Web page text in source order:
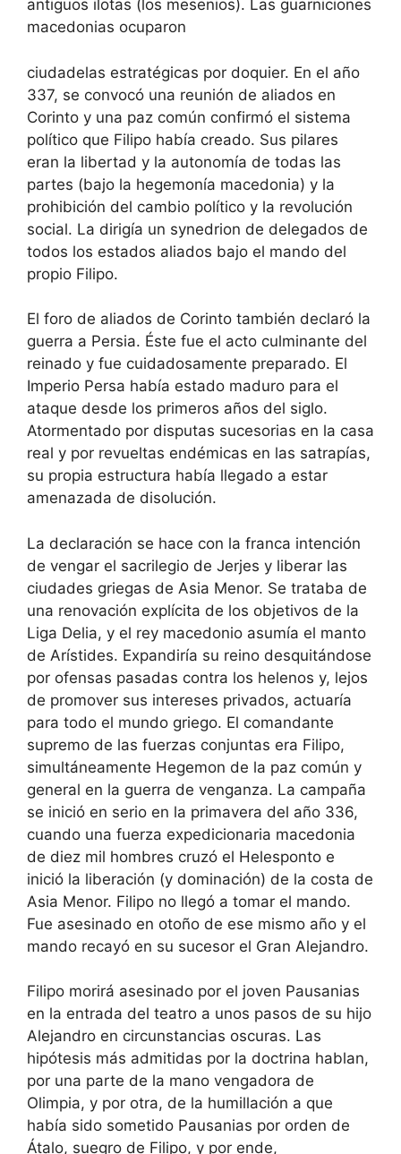
antiguos ilotas (los mesenios). Las guarniciones
macedonias ocuparon
ciudadelas estratégicas por doquier. En el año
337, se convocó una reunión de aliados en
Corinto y una paz común confirmó el sistema
político que Filipo había creado. Sus pilares
eran la libertad y la autonomía de todas las
partes (bajo la hegemonía macedonia) y la
prohibición del cambio político y la revolución
social. La dirigía un synedrion de delegados de
todos los estados aliados bajo el mando del
propio Filipo.
El foro de aliados de Corinto también declaró la
guerra a Persia. Éste fue el acto culminante del
reinado y fue cuidadosamente preparado. El
Imperio Persa había estado maduro para el
ataque desde los primeros años del siglo.
Atormentado por disputas sucesorias en la casa
real y por revueltas endémicas en las satrapías,
su propia estructura había llegado a estar
amenazada de disolución.
La declaración se hace con la franca intención
de vengar el sacrilegio de Jerjes y liberar las
ciudades griegas de Asia Menor. Se trataba de
una renovación explícita de los objetivos de la
Liga Delia, y el rey macedonio asumía el manto
de Arístides. Expandiría su reino desquitándose
por ofensas pasadas contra los helenos y, lejos
de promover sus intereses privados, actuaría
para todo el mundo griego. El comandante
supremo de las fuerzas conjuntas era Filipo,
simultáneamente Hegemon de la paz común y
general en la guerra de venganza. La campaña
se inició en serio en la primavera del año 336,
cuando una fuerza expedicionaria macedonia
de diez mil hombres cruzó el Helesponto e
inició la liberación (y dominación) de la costa de
Asia Menor. Filipo no llegó a tomar el mando.
Fue asesinado en otoño de ese mismo año y el
mando recayó en su sucesor el Gran Alejandro.
Filipo morirá asesinado por el joven Pausanias
en la entrada del teatro a unos pasos de su hijo
Alejandro en circunstancias oscuras. Las
hipótesis más admitidas por la doctrina hablan,
por una parte de la mano vengadora de
Olimpia, y por otra, de la humillación a que
había sido sometido Pausanias por orden de
Átalo, suegro de Filipo, y por ende,